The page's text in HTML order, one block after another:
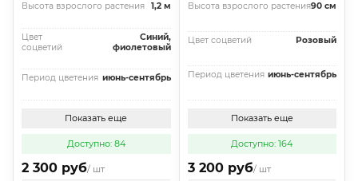
Высота взрослого растения 1,2 м
Цвет
соцветий
Синий,
фиолетовый
Период цветения июнь-сентябрь
Показать еще
Доступно: 84
2 300 руб/ шт
Высота взрослого растения90 см
Цвет соцветий Розовый
Период цветения июнь-сентябрь
Показать еще
Доступно: 164
3 200 руб/ шт